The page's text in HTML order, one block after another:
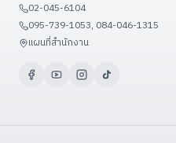
ติดต่อเรา / แผนที่
ดูเพิ่มเติม (+3)
02-045-6104
095-739-1053, 084-046-1315
แผนที่สำนักงาน